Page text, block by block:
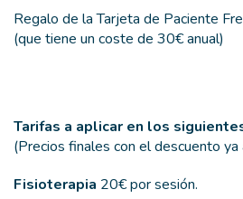
Regalo de la Tarjeta de Paciente
(que tiene un coste de 30€ anual)
Tarifas a aplicar en los
(Precios finales con el descuento ya
Fisioterapia 20€ por sesión.